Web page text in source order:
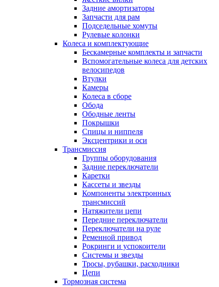
Задние амортизаторы
Запчасти для рам
Подседельные хомуты
Рулевые колонки
Колеса и комплектующие
Бескамерные комплекты и запчасти
Вспомогательные колеса для детских
велосипедов
Втулки
Камеры
Колеса в сборе
Обода
Ободные ленты
Покрышки
Спицы и ниппеля
Эксцентрики и оси
Трансмиссия
Группы оборудования
Задние переключатели
Каретки
Кассеты и звезды
Компоненты электронных
трансмиссий
Натяжители цепи
Передние переключатели
Переключатели на руле
Ременной привод
Рокринги и успокоители
Системы и звезды
Тросы, рубашки, расходники
Цепи
Тормозная система